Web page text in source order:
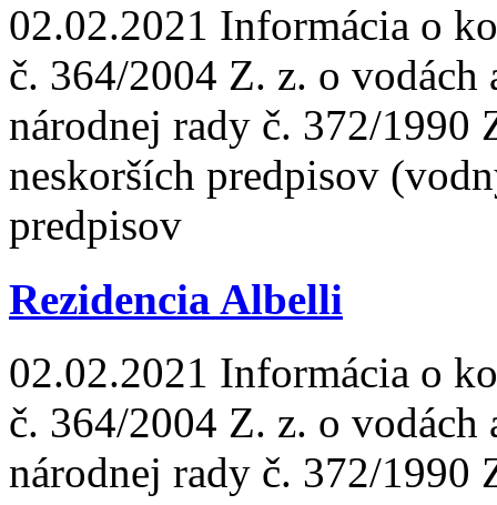
02.02.2021 Informácia o
č. 364/2004 Z. z. o vodách
národnej rady č. 372/1990
neskorších predpisov
predpisov
Rezidencia Albelli
02.02.2021 Informácia o
č. 364/2004 Z. z. o vodách
národnej rady č. 372/1990